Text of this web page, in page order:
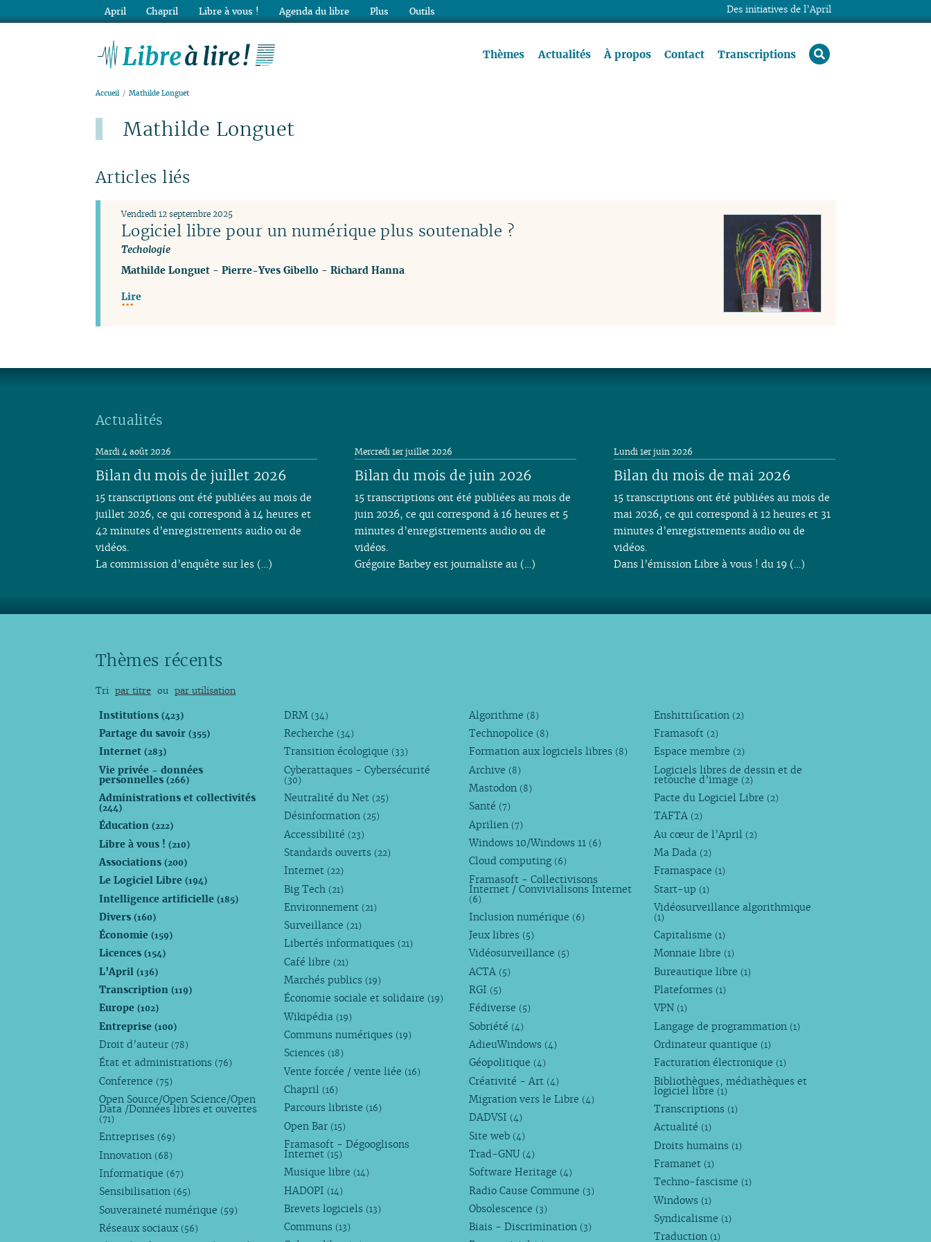
Thèmes Actualités À propos Contact Transcriptions rechercher
Accueil Mathilde Longuet
Mathilde Longuet
Articles liés
Logiciel libre pour un numérique plus soutenable ?
Techologie
Vendredi 12 septembre 2025
Mathilde Longuet- Pierre-Yves Gibello - Richard Hanna
Lire
Actualités
Bilan du mois de juillet 2026
Mardi 4 août 2026
15 transcriptions ont été publiées au mois de
juillet 2026, ce qui correspond à 14 heures et
42 minutes d’enregistrements audio ou de
vidéos.
La commission d’enquête sur les (…)
Bilan du mois de juin 2026
Mercredi 1er juillet 2026
15 transcriptions ont été publiées au mois de
juin 2026, ce qui correspond à 16 heures et 5
minutes d’enregistrements audio ou de
vidéos.
Grégoire Barbey est journaliste au (…)
Bilan du mois de mai 2026
Lundi 1er juin 2026
15 transcriptions ont été publiées au mois de
mai 2026, ce qui correspond à 12 heures et 31
minutes d’enregistrements audio ou de
vidéos.
Dans l’émission Libre à vous ! du 19 (…)
Thèmes récents
Tri par titre ou par utilisation
Institutions(423)
Partage du savoir(355)
Internet(283)
Vie privée - données
personnelles(266)
Administrations et collectivités
(244)
Éducation(222)
Libre à vous !(210)
Associations(200)
Le Logiciel Libre(194)
Intelligence artificielle(185)
Divers(160)
Économie(159)
Licences(154)
L’April(136)
Transcription(119)
Europe(102)
Entreprise(100)
Droit d’auteur (78)
État et administrations (76)
Conference (75)
Open Source/Open Science/Open
Data /Données libres et ouvertes
(71)
Entreprises (69)
Innovation (68)
Informatique (67)
Sensibilisation (65)
Souveraineté numérique (59)
Réseaux sociaux (56)
DRM (34)
Recherche (34)
Transition écologique (33)
Cyberattaques - Cybersécurité
(30)
Neutralité du Net (25)
Désinformation (25)
Accessibilité (23)
Standards ouverts (22)
Internet (22)
Big Tech (21)
Environnement (21)
Surveillance (21)
Libertés informatiques (21)
Café libre (21)
Marchés publics (19)
Économie sociale et solidaire (19)
Wikipédia (19)
Communs numériques (19)
Sciences (18)
Vente forcée / vente liée (16)
Chapril (16)
Parcours libriste (16)
Open Bar (15)
Framasoft - Dégooglisons
Internet (15)
Musique libre (14)
HADOPI (14)
Brevets logiciels (13)
Communs (13)
Algorithme (8)
Technopolice (8)
Formation aux logiciels libres (8)
Archive (8)
Mastodon (8)
Santé (7)
Aprilien (7)
Windows 10/Windows 11 (6)
Cloud computing (6)
Framasoft - Collectivisons
Internet / Convivialisons Internet
(6)
Inclusion numérique (6)
Jeux libres (5)
Vidéosurveillance (5)
ACTA (5)
RGI (5)
Fédiverse (5)
Sobriété (4)
AdieuWindows (4)
Géopolitique (4)
Créativité - Art (4)
Migration vers le Libre (4)
DADVSI (4)
Site web (4)
Trad-GNU (4)
Software Heritage (4)
Radio Cause Commune (3)
Obsolescence (3)
Biais - Discrimination (3)
Enshittification (2)
Framasoft (2)
Espace membre (2)
Logiciels libres de dessin et de
retouche d’image (2)
Pacte du Logiciel Libre (2)
TAFTA (2)
Au cœur de l’April (2)
Ma Dada (2)
Framaspace (1)
Start-up (1)
Vidéosurveillance algorithmique
(1)
Capitalisme (1)
Monnaie libre (1)
Bureautique libre (1)
Plateformes (1)
VPN (1)
Langage de programmation (1)
Ordinateur quantique (1)
Facturation électronique (1)
Bibliothèques, médiathèques et
logiciel libre (1)
Transcriptions (1)
Actualité (1)
Droits humains (1)
Framanet (1)
Techno-fascisme (1)
Windows (1)
Syndicalisme (1)
Traduction (1)
Des initiatives de l’April
April Chapril Libre à vous ! Agenda du libre Plus Outils